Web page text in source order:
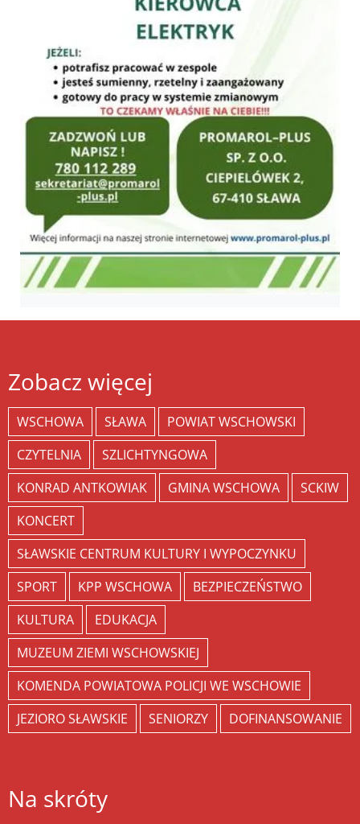
Zobacz więcej
WSCHOWA SŁAWA
POWIAT WSCHOWSKI
CZYTELNIA
SZLICHTYNGOWA
KONRAD ANTKOWIAK
GMINA WSCHOWA
SCKIW
KONCERT
SŁAWSKIE CENTRUM KULTURY I WYPOCZYNKU
SPORT
KPP WSCHOWA
BEZPIECZEŃSTWO
KULTURA
EDUKACJA
MUZEUM ZIEMI WSCHOWSKIEJ
KOMENDA POWIATOWA POLICJI WE WSCHOWIE
JEZIORO SŁAWSKIE
SENIORZY DOFINANSOWANIE
Na skróty